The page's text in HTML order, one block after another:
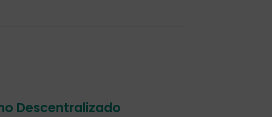
Descentralizado